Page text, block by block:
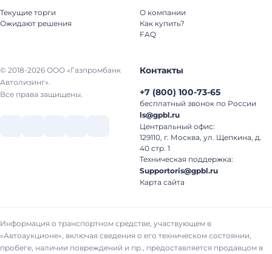
© 2018-2026 ООО «Газпромбанк
Автолизинг».
Все права защищены.
Текущие торги
Ожидают решения
О компании
Как купить?
FAQ
Контакты
+7 (800) 100-73-65
бесплатный звонок по России
ls@gpbl.ru
Центральный офис:
129110, г. Москва, ул. Щепкина, д.
40 стр. 1
Техническая поддержка:
Supportoris@gpbl.ru
Карта сайта
Информация о транспортном средстве, участвующем в
«Автоаукционе», включая сведения о его техническом состоянии,
пробеге, наличии повреждений и пр., предоставляется продавцом в